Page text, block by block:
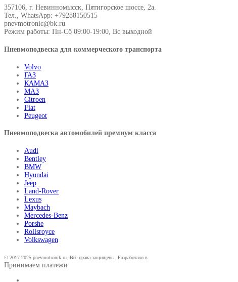
357106, г. Невинномысск, Пятигорское шоссе, 2а.
Тел., WhatsApp: +79288150515
pnevmotronic@bk.ru
Режим работы: Пн-Сб 09:00-19:00, Вс выходной
Пневмоподвеска для коммерческого транспорта
Volvo
ГАЗ
КАМАЗ
МАЗ
Citroen
Fiat
Peugeot
Пневмоподвеска автомобилей премиум класса
Audi
Bentley
BMW
Hyundai
Jeep
Land-Rover
Lexus
Maybach
Mercedes-Benz
Porshe
Rollsroyce
Volkswagen
© 2017-2025 pnevmotronik.ru. Все права защищены. Разработано в
Принимаем платежи